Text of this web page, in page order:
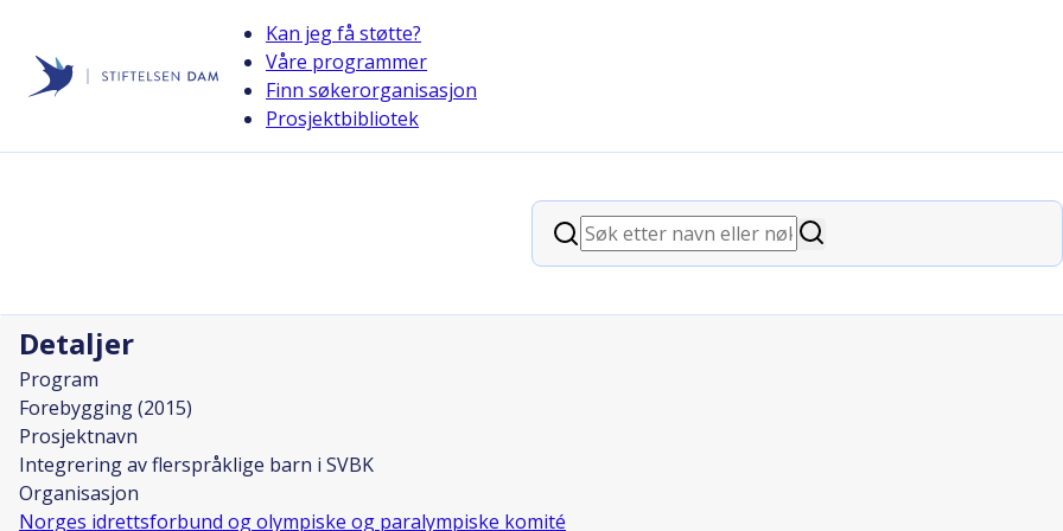
Kan jeg få støtte?
Våre programmer
Finn søkerorganisasjon
Prosjektbibliotek
Søk
Søk
Detaljer
Program
Forebygging (2015)
Prosjektnavn
Integrering av flerspråklige barn i SVBK
Organisasjon
Norges idrettsforbund og olympiske og paralympiske komité